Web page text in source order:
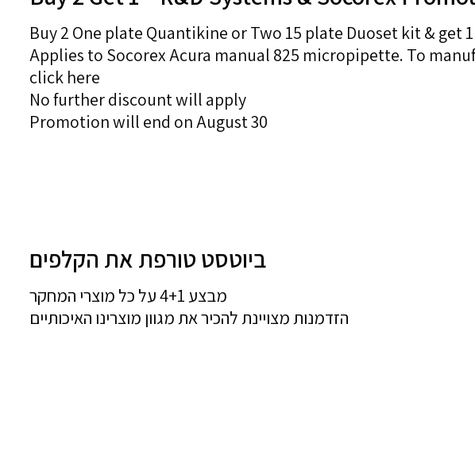
Buy 2 One plate Quantikine or Two 15 plate Duoset kit & get
Applies to Socorex Acura manual 825 micropipette. To
click here
No further discount will apply
Promotion will end on August 30
ביוטסט טורפת את הקלפים
מבצע 4+1 על כל מוצרי המחקר
הזדמנות מצויינת להכיר את מגוון מוצרינו האיכותיים